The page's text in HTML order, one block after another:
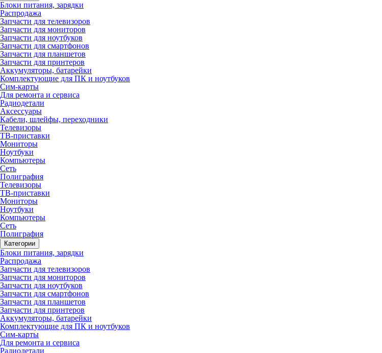
Блоки питания, зарядки
Распродажа
Запчасти для телевизоров
Запчасти для мониторов
Запчасти для ноутбуков
Запчасти для смартфонов
Запчасти для планшетов
Запчасти для принтеров
Аккумуляторы, батарейки
Комплектующие для ПК и ноутбуков
Сим-карты
Для ремонта и сервиса
Радиодетали
Аксессуары
Кабели, шлейфы, переходники
Телевизоры
ТВ-приставки
Мониторы
Ноутбуки
Компьютеры
Сеть
Полиграфия
Телевизоры
ТВ-приставки
Мониторы
Ноутбуки
Компьютеры
Сеть
Полиграфия
Категории
Блоки питания, зарядки
Распродажа
Запчасти для телевизоров
Запчасти для мониторов
Запчасти для ноутбуков
Запчасти для смартфонов
Запчасти для планшетов
Запчасти для принтеров
Аккумуляторы, батарейки
Комплектующие для ПК и ноутбуков
Сим-карты
Для ремонта и сервиса
Радиодетали